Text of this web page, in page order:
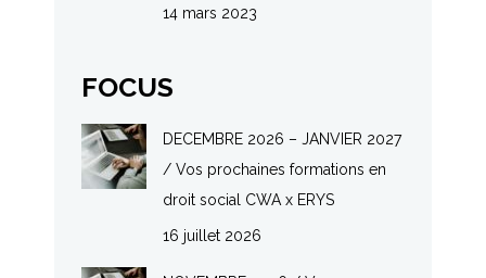
14 mars 2023
FOCUS
DECEMBRE 2026 – JANVIER 2027
/ Vos prochaines formations en
droit social CWA x ERYS
16 juillet 2026